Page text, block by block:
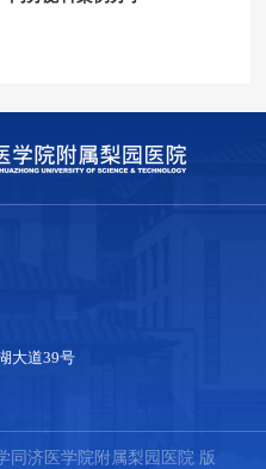
大道39号
同济医学院附属梨园医院 版